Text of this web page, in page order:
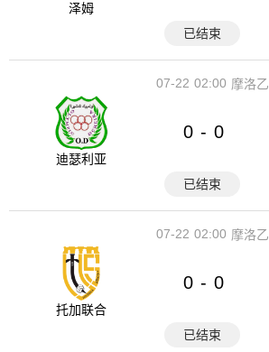
泽姆
已结束
02:00
07-22 摩洛乙
迪瑟利亚
0 - 0
已结束
02:00
07-22 摩洛乙
托加联合
0 - 0
已结束